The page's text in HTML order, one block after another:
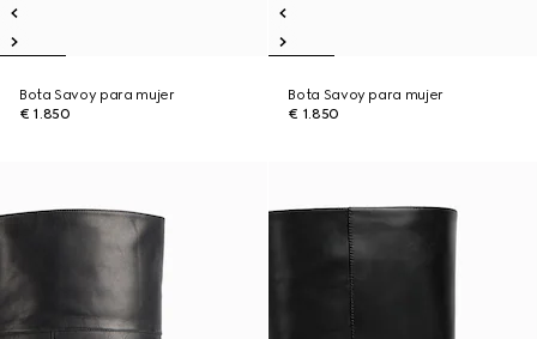
Bota Savoy para mujer
€ 1.850
Bota Savoy para mujer
€ 1.850